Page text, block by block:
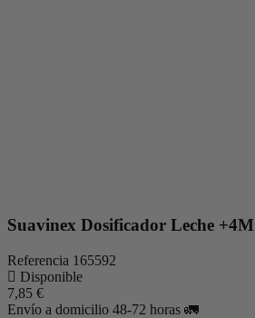
Suavinex Dosificador Leche +4M
Referencia 165592
Disponible
7,85 €
Envío a domicilio 48-72 horas 🚛